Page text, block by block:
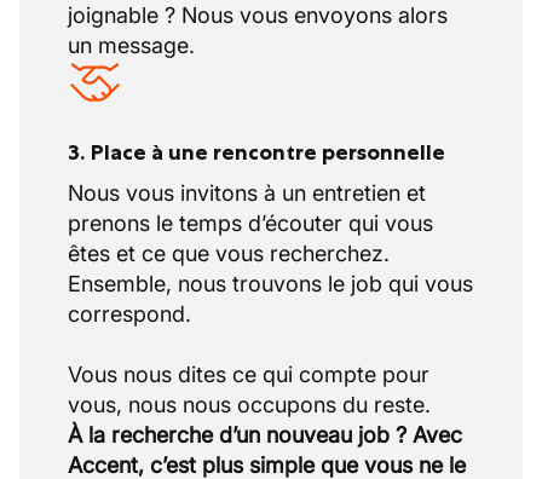
le secteur de la construction.
Teambuilding organisé par le patron
renouvellement des réseaux essentiels à la
vie quotidienne.
joignable ? Nous vous envoyons alors
un message.
3. Place à une rencontre personnelle
Nous vous invitons à un entretien et
prenons le temps d’écouter qui vous
êtes et ce que vous recherchez.
Ensemble, nous trouvons le job qui vous
correspond.
Vous nous dites ce qui compte pour
À la recherche d’un nouveau job ? Avec
Accent, c’est plus simple que vous ne le